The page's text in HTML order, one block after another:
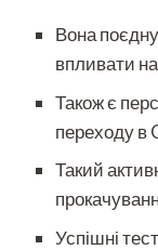
Вона
впливати
Також є
переходу в
Такий
Успішні